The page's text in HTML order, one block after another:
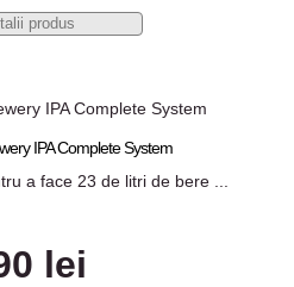
produs
IPA Complete System
a face 23 de litri de bere ...
lei